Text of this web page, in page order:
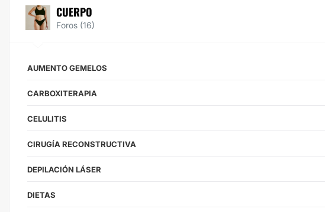
CUERPO
Foros (16)
AUMENTO GEMELOS
CARBOXITERAPIA
CELULITIS
CIRUGÍA RECONSTRUCTIVA
DEPILACIÓN LÁSER
DIETAS